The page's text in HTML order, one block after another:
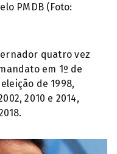
PMDB (Foto:
quatro vez
em 1º de
de 1998,
2010 e 2014,